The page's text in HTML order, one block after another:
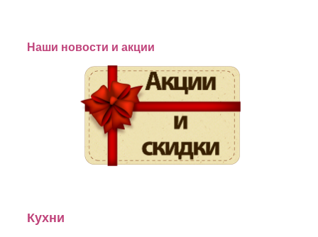
Наши новости и акции
Кухни